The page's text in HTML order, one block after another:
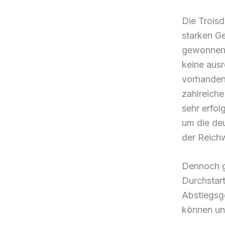
Die
starken
keine
sehr
um die
der
Dennoch
können